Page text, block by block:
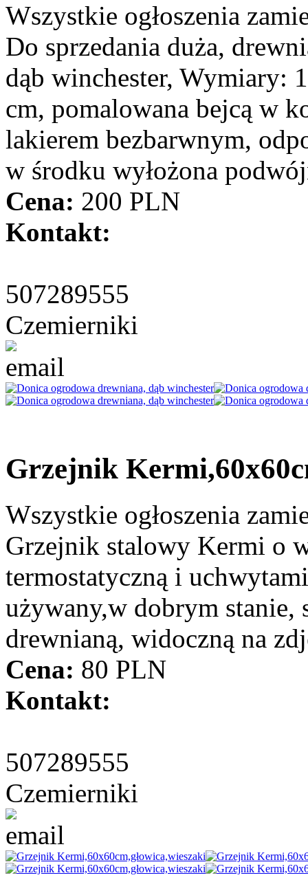
Wszystkie ogłoszenia
Do sprzedania duża,
dąb winchester, Wymiary:
cm, pomalowana bejcą w
lakierem bezbarwnym,
w środku wyłożona
Cena: 200 PLN
Kontakt:
507289555
Czemierniki
Grzejnik
Wszystkie ogłoszenia
Grzejnik stalowy Kermi o
termostatyczną i
używany,w dobrym stanie,
drewnianą, widoczną na
Cena: 80 PLN
Kontakt:
507289555
Czemierniki